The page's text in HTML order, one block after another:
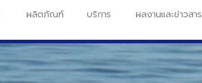
บริการ
ผลิตภัณฑ์ ผลงานและข่าวสาร